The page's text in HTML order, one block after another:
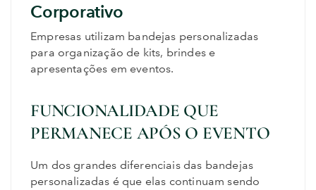
Corporativo
Empresas utilizam bandejas personalizadas
para organização de kits, brindes e
apresentações em eventos.
FUNCIONALIDADE QUE
PERMANECE APÓS O EVENTO
Um dos grandes diferenciais das bandejas
personalizadas é que elas continuam sendo